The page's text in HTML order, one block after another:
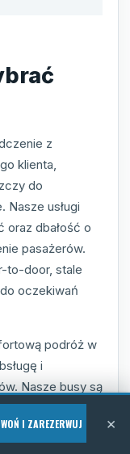
z
klienta,
do
Nasze usługi
oraz dbałość o
pasażerów.
to-door, stale
oczekiwań
podróż w
i
Nasze busy są
i spokojny
Stawiamy na
I ZAREZERWUJ ×